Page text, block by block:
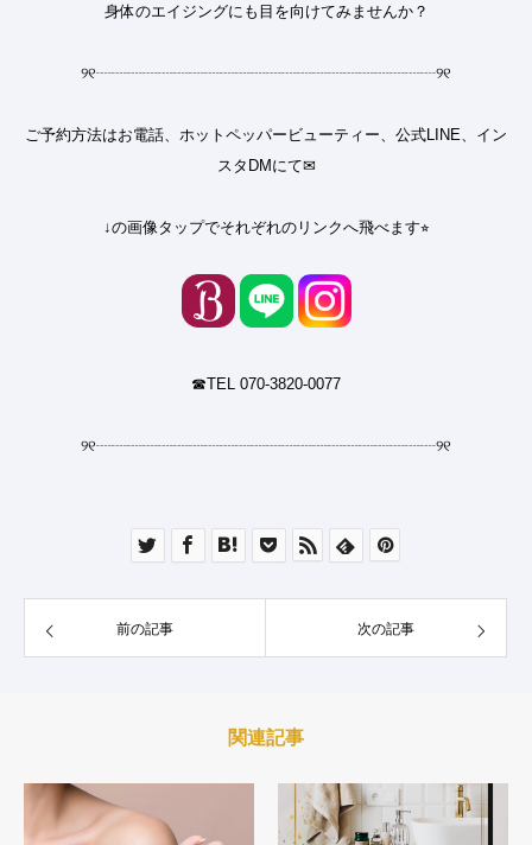
身体のエイジングにも目を向けてみませんか？
୨୧┈┈┈┈┈┈┈┈┈┈┈┈┈┈┈┈┈┈┈┈┈┈୨୧
ご予約方法はお電話、ホットペッパービューティー、公式LINE、イン
スタDMにて✉︎
↓の画像タップでそれぞれのリンクへ飛べます⭐︎
☎︎TEL 070-3820-0077
୨୧┈┈┈┈┈┈┈┈┈┈┈┈┈┈┈┈┈┈┈┈┈┈୨୧
前の記事 次の記事
関連記事